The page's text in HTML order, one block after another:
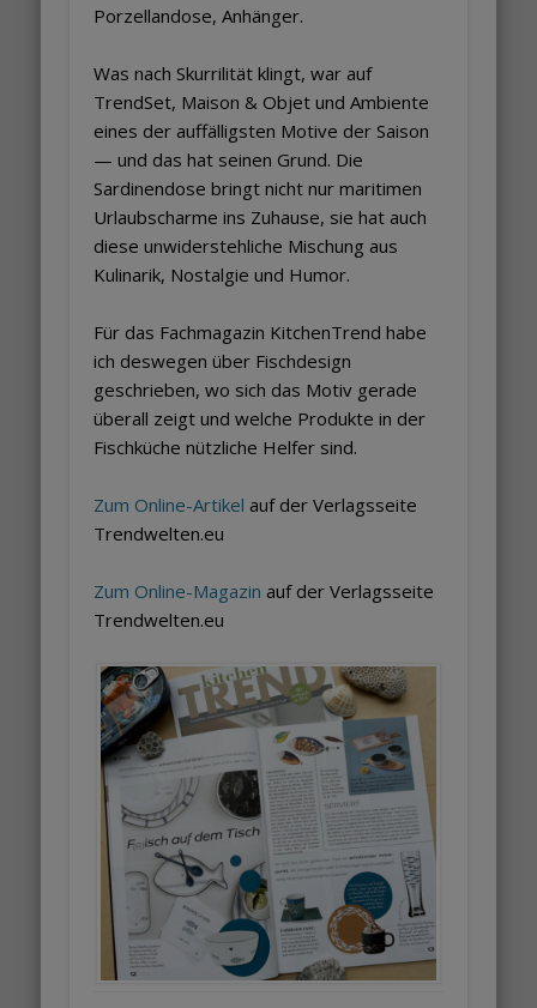
Porzellandose, Anhänger.
Was nach Skurrilität klingt, war auf
TrendSet, Maison & Objet und Ambiente
eines der auffälligsten Motive der Saison
— und das hat seinen Grund. Die
Sardinendose bringt nicht nur maritimen
Urlaubscharme ins Zuhause, sie hat auch
diese unwiderstehliche Mischung aus
Kulinarik, Nostalgie und Humor.
Für das Fachmagazin KitchenTrend habe
ich deswegen über Fischdesign
geschrieben, wo sich das Motiv gerade
überall zeigt und welche Produkte in der
Fischküche nützliche Helfer sind.
Zum Online-Artikel auf der Verlagsseite
Trendwelten.eu
Zum Online-Magazin auf der Verlagsseite
Trendwelten.eu